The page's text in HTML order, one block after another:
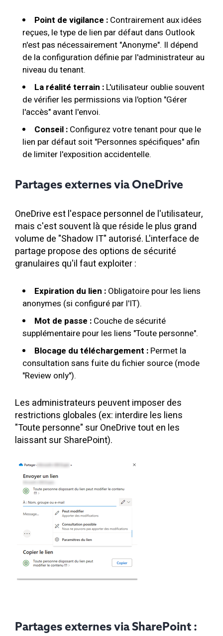
Point de vigilance : Contrairement aux idées
reçues, le type de lien par défaut dans Outlook
n'est pas nécessairement "Anonyme". Il dépend
de la configuration définie par l'administrateur au
niveau du tenant.
La réalité terrain : L'utilisateur oublie souvent
de vérifier les permissions via l'option "Gérer
l'accès" avant l'envoi.
Conseil : Configurez votre tenant pour que le
lien par défaut soit "Personnes spécifiques" afin
de limiter l'exposition accidentelle.
Partages externes via OneDrive
OneDrive est l'espace personnel de l'utilisateur,
mais c'est souvent là que réside le plus grand
volume de "Shadow IT" autorisé. L'interface de
partage propose des options de sécurité
granulaires qu'il faut exploiter :
Expiration du lien : Obligatoire pour les liens
anonymes (si configuré par l'IT).
Mot de passe : Couche de sécurité
supplémentaire pour les liens "Toute personne".
Blocage du téléchargement : Permet la
consultation sans fuite du fichier source (mode
"Review only").
Les administrateurs peuvent imposer des
restrictions globales (ex: interdire les liens
"Toute personne" sur OneDrive tout en les
laissant sur SharePoint).
Partages externes via SharePoint :